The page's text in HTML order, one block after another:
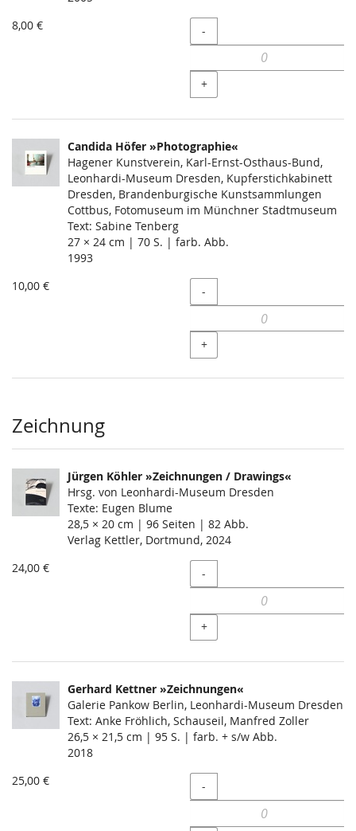
8,00 €
Menge
-
+
Candida Höfer »Photographie«
Hagener Kunstverein, Karl-Ernst-Osthaus-Bund,
Leonhardi-Museum Dresden, Kupferstichkabinett
Dresden, Brandenburgische Kunstsammlungen
Cottbus, Fotomuseum im Münchner Stadtmuseum
Text: Sabine Tenberg
27 × 24 cm | 70 S. | farb. Abb.
1993
10,00 €
Menge
-
+
Zeichnung
Jürgen Köhler »Zeichnungen / Drawings«
Hrsg. von Leonhardi-Museum Dresden
Texte: Eugen Blume
28,5 × 20 cm | 96 Seiten | 82 Abb.
Verlag Kettler, Dortmund, 2024
24,00 €
Menge
-
+
Gerhard Kettner »Zeichnungen«
Galerie Pankow Berlin, Leonhardi-Museum Dresden
Text: Anke Fröhlich, Schauseil, Manfred Zoller
26,5 × 21,5 cm | 95 S. | farb. + s/w Abb.
2018
25,00 €
Menge
-